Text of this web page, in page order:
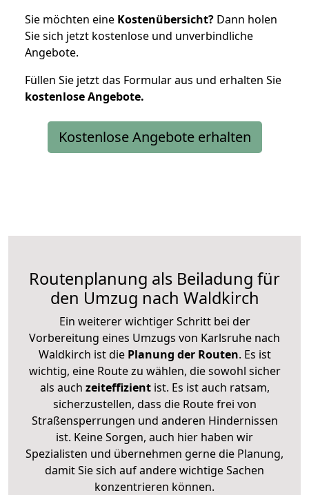
Sie möchten eine Kostenübersicht? Dann holen
Sie sich jetzt kostenlose und unverbindliche
Angebote.
Füllen Sie jetzt das Formular aus und erhalten Sie
kostenloseAngebote.
Kostenlose Angebote erhalten
Routenplanung als Beiladung für
den Umzug nach Waldkirch
Ein weiterer wichtiger Schritt bei der
Vorbereitung eines Umzugs von Karlsruhe nach
Waldkirch ist diePlanung der Routen. Es ist
wichtig, eine Route zu wählen, die sowohl sicher
als auch zeiteffizientist. Es ist auch ratsam,
sicherzustellen, dass die Route frei von
Straßensperrungen und anderen Hindernissen
ist. Keine Sorgen, auch hier haben wir
Spezialisten und übernehmen gerne die Planung,
damit Sie sich auf andere wichtige Sachen
konzentrieren können.